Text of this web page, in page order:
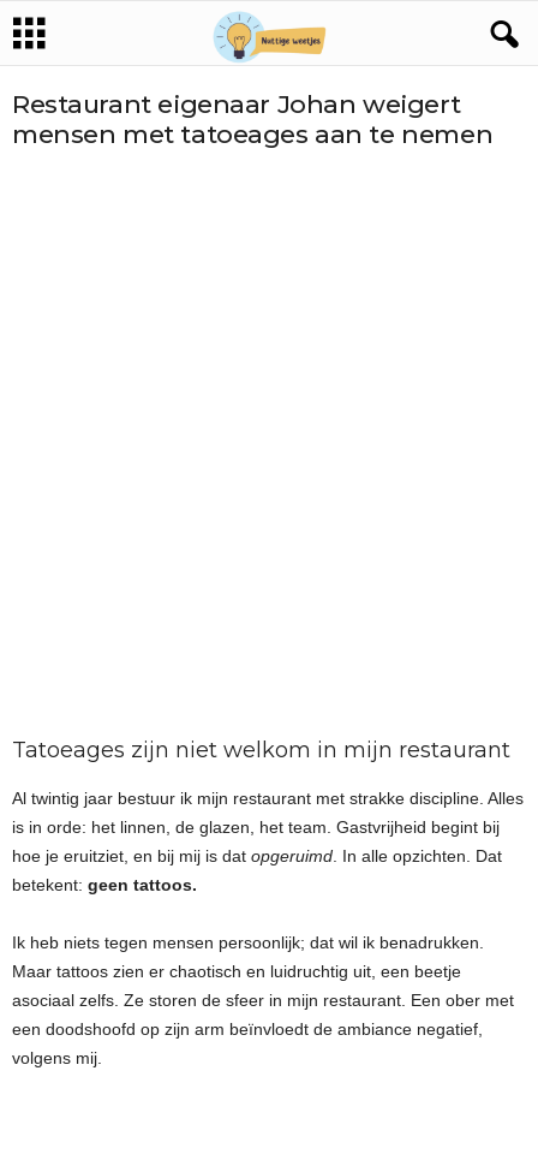
Restaurant eigenaar Johan weigert
mensen met tatoeages aan te nemen
Tatoeages zijn niet welkom in mijn restaurant
Al twintig jaar bestuur ik mijn restaurant met strakke discipline. Alles
is in orde: het linnen, de glazen, het team. Gastvrijheid begint bij
hoe je eruitziet, en bij mij is dat opgeruimd . In alle opzichten. Dat
betekent: geen tattoos.
Ik heb niets tegen mensen persoonlijk; dat wil ik benadrukken.
Maar tattoos zien er chaotisch en luidruchtig uit, een beetje
asociaal zelfs. Ze storen de sfeer in mijn restaurant. Een ober met
een doodshoofd op zijn arm beïnvloedt de ambiance negatief,
volgens mij.